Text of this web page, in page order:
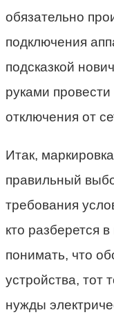
обязательно
подключения
подсказкой
руками
отключения от
Итак,
правильный
требования
кто разберется
понимать, что
устройства, тот
нужды